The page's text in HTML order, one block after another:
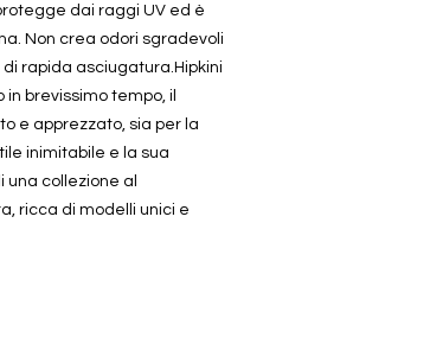
dai raggi UV ed è
Non crea odori sgradevoli
rapida asciugatura.Hipkini
brevissimo tempo, il
e apprezzato, sia per la
inimitabile e la sua
collezione al
ricca di modelli unici e